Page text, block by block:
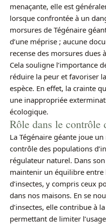
menaçante, elle est
lorsque confrontée à un
morsures de Tégénaire
d’une méprise ; aucune
recense des morsures dues
Cela souligne l’importance
réduire la peur et favoriser
espèce. En effet, la crainte
une inappropriée
écologique.
Rôle dans le contrôle
La Tégénaire géante joue
contrôle des populations
régulateur naturel. Dans
maintenir un équilibre entre
d’insectes, y compris ceux
dans nos maisons. En se
d’insectes, elle contribue à
permettant de limiter